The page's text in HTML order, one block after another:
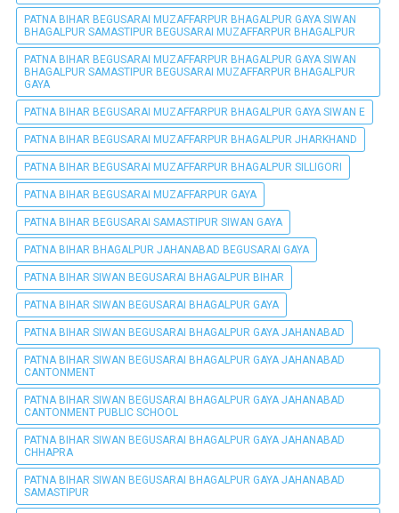
PATNA BIHAR BEGUSARAI MUZAFFARPUR BHAGALPUR GAYA SIWAN
BHAGALPUR SAMASTIPUR BEGUSARAI MUZAFFARPUR BHAGALPUR
PATNA BIHAR BEGUSARAI MUZAFFARPUR BHAGALPUR GAYA SIWAN
BHAGALPUR SAMASTIPUR BEGUSARAI MUZAFFARPUR BHAGALPUR
GAYA
PATNA BIHAR BEGUSARAI MUZAFFARPUR BHAGALPUR GAYA SIWAN E
PATNA BIHAR BEGUSARAI MUZAFFARPUR BHAGALPUR JHARKHAND
PATNA BIHAR BEGUSARAI MUZAFFARPUR BHAGALPUR SILLIGORI
PATNA BIHAR BEGUSARAI MUZAFFARPUR GAYA
PATNA BIHAR BEGUSARAI SAMASTIPUR SIWAN GAYA
PATNA BIHAR BHAGALPUR JAHANABAD BEGUSARAI GAYA
PATNA BIHAR SIWAN BEGUSARAI BHAGALPUR BIHAR
PATNA BIHAR SIWAN BEGUSARAI BHAGALPUR GAYA
PATNA BIHAR SIWAN BEGUSARAI BHAGALPUR GAYA JAHANABAD
PATNA BIHAR SIWAN BEGUSARAI BHAGALPUR GAYA JAHANABAD
CANTONMENT
PATNA BIHAR SIWAN BEGUSARAI BHAGALPUR GAYA JAHANABAD
CANTONMENT PUBLIC SCHOOL
PATNA BIHAR SIWAN BEGUSARAI BHAGALPUR GAYA JAHANABAD
CHHAPRA
PATNA BIHAR SIWAN BEGUSARAI BHAGALPUR GAYA JAHANABAD
SAMASTIPUR